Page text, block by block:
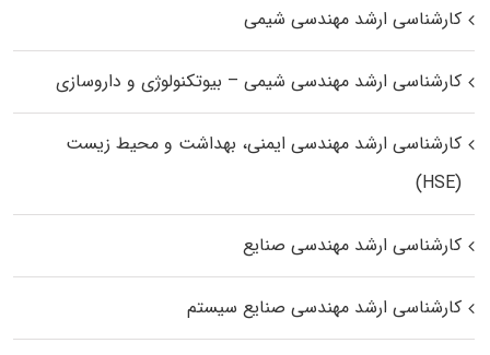
کارشناسی ارشد مهندسی شیمی
کارشناسی ارشد مهندسی شیمی – بیوتکنولوژی و داروسازی
کارشناسی ارشد مهندسی ایمنی، بهداشت و محیط زیست
(HSE)
کارشناسی ارشد مهندسی صنایع
کارشناسی ارشد مهندسی صنایع سیستم